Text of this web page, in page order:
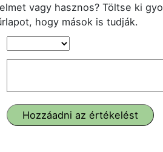
vagy hasznos? Töltse ki
hogy mások is tudják.